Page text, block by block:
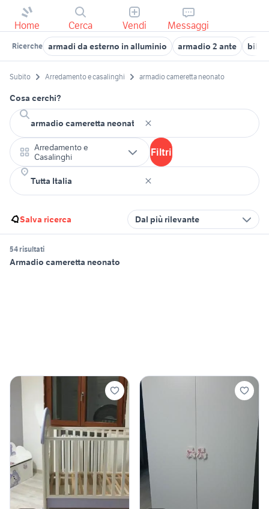
Home Cerca Vendi Messaggi
Ricerche armadi da esterno in alluminio armadio 2 ante
Subito Arredamento e casalinghi armadio cameretta neonato
Cosa cerchi?
Arredamento e
Casalinghi
Filtri
Salva ricerca Dal più rilevante
54 risultati
Armadio cameretta neonato